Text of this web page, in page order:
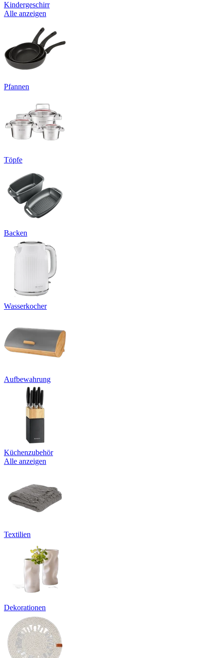
Kindergeschirr
Alle anzeigen
Pfannen
Töpfe
Backen
Wasserkocher
Aufbewahrung
Küchenzubehör
Alle anzeigen
Textilien
Dekorationen